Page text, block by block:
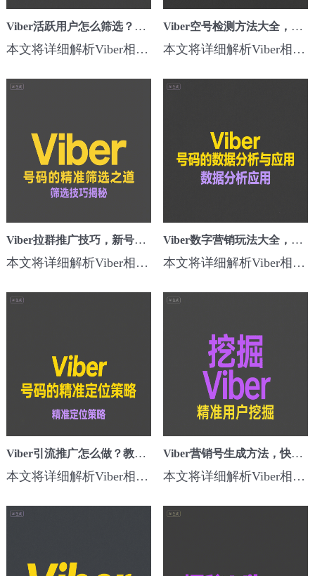
Viber活跃用户怎么筛选？号码检测系统助力流量变现
本文将详细解析Viber相关的活跃用户怎么筛选？号码检测系统助力流量变现核心方法、步骤和实用技巧，助力跨境营销者快速提升海外引流效果。一、为什么要关注这个技巧？在Viber海外营销中，Viber活跃用户怎么筛选？号码检测系统助力流量变现可以有效解决触达率低、用户质量差、广告浪费严重的问题，构建高活跃、高价值客户资源...
Viber空号检测方法大全，提升营销触达率引流效率
本文将详细解析Viber相关的空号检测方法大全，提升营销触达率引流效率核心方法、步骤和实用技巧，助力跨境营销者快速提升海外引流效果。一、为什么要关注这个技巧？在Viber海外营销中，Viber空号检测方法大全，提升营销触达率引流效率可以有效解决触达率低、用户质量差、广告浪费严重的问题，构建高活跃、高价值客户资源池，...
Viber拉群推广技巧，新号老号批量引流实操教程
本文将详细解析Viber相关的拉群推广技巧，新号老号批量引流实操教程核心方法、步骤和实用技巧，助力跨境营销者快速提升海外引流效果。一、为什么要关注这个技巧？在Viber海外营销中，Viber拉群推广技巧，新号老号批量引流实操教程可以有效解决触达率低、用户质量差、广告浪费严重的问题，构建高活跃、高价值客户资源池，为后...
Viber数字营销玩法大全，解决找不到用户的痛点
本文将详细解析Viber相关的数字营销玩法大全，解决找不到用户的痛点核心方法、步骤和实用技巧，助力跨境营销者快速提升海外引流效果。一、为什么要关注这个技巧？在Viber海外营销中，Viber数字营销玩法大全，解决找不到用户的痛点可以有效解决触达率低、用户质量差、广告浪费严重的问题，构建高活跃、高价值客户资源池，为后...
Viber引流推广怎么做？教你设置消息群发和广告投放
本文将详细解析Viber相关的引流推广怎么做？教你设置消息群发和广告投放核心方法、步骤和实用技巧，助力跨境营销者快速提升海外引流效果。一、为什么要关注这个技巧？在Viber海外营销中，Viber引流推广怎么做？教你设置消息群发和广告投放可以有效解决触达率低、用户质量差、广告浪费严重的问题，构建高活跃、高价值客户资源...
Viber营销号生成方法，快速扩充海外精准用户池
本文将详细解析Viber相关的营销号生成方法，快速扩充海外精准用户池核心方法、步骤和实用技巧，助力跨境营销者快速提升海外引流效果。一、为什么要关注这个技巧？在Viber海外营销中，Viber营销号生成方法，快速扩充海外精准用户池可以有效解决触达率低、用户质量差、广告浪费严重的问题，构建高活跃、高价值客户资源池，为后...